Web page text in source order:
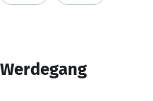
Werdegang